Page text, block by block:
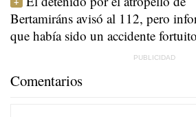
Bertamiráns avisó al 112, pero
que había sido un accidente fortuito
Comentarios